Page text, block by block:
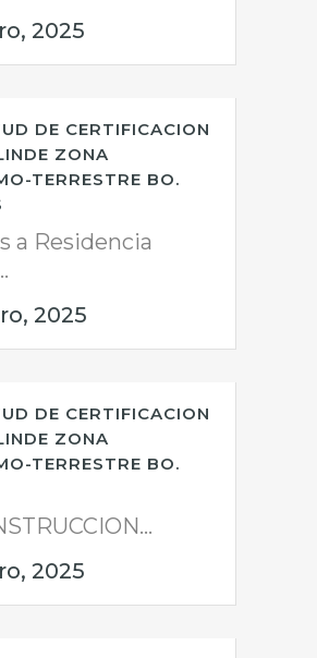
2025
DE CERTIFICACION
ZONA
TERRESTRE BO.
a Residencia
2025
DE CERTIFICACION
ZONA
TERRESTRE BO.
2025